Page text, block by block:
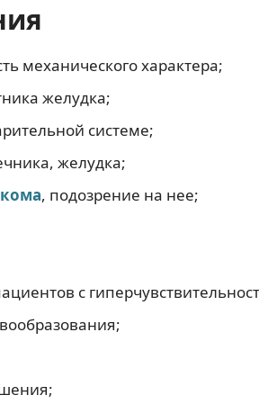
механического характера;
желудка;
системе;
желудка;
, подозрение на нее;
с